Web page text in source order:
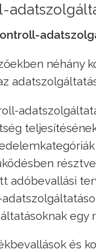
néhány
adóbevallási
egy
és